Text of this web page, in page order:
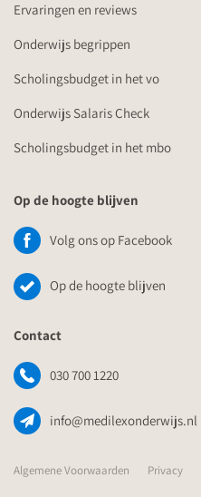
Ervaringen en reviews
Onderwijs begrippen
Scholingsbudget in het vo
Onderwijs Salaris Check
Scholingsbudget in het mbo
Op de hoogte blijven
Volg ons op Facebook
Op de hoogte blijven
Contact
030 700 1220
info@medilexonderwijs.nl
Algemene Voorwaarden Privacy